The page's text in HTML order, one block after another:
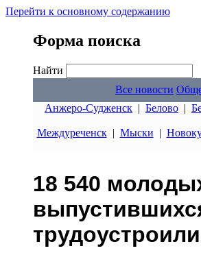
Перейти к основному содержанию
Форма поиска
Найти
Все новости
Анжеро-Судженск | Белово |
Междуреченск| Мыски |
18 540